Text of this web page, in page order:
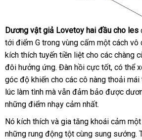
Tính
chất
siêu
mềm
Úc
của
sản
phẩm
vấn
mang
đến
Dương vật giả Lovetoy hai đầu cho les
tới điểm G trong vùng cấm một cách vô
kích thích tuyến tiền liệt cho chợ
các chàng
đôi hưởng ứng. Đàn hồi cực tốt, đẹp
có thể
góc độ khiến cho tận
nơi
các cô nàng thoải
lúc làm tình cũ
mà xưởng
vẫn đảm bảo đặt
được
những điểm nhạy cảm nhất.
Nó kích thích chất
lượng
và gia tăng khoái cảm
những rung động tột cùng sung sướng.